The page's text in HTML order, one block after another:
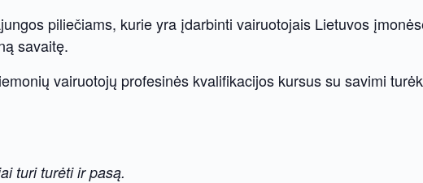
piliečiams, kurie yra įdarbinti vairuotojais Lietuvos
savaitę.
vairuotojų profesinės kvalifikacijos kursus su savimi
turi turėti ir pasą.